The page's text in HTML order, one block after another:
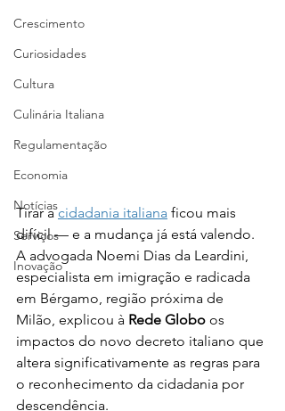
Crescimento
Curiosidades
Cultura
Culinária Italiana
Regulamentação
Economia
Notícias
Serviços
Inovação
Tirar a cidadania italiana ficou mais
difícil — e a mudança já está valendo.
A advogada Noemi Dias da Leardini,
especialista em imigração e radicada
em Bérgamo, região próxima de
Milão, explicou à Rede Globo os
impactos do novo decreto italiano que
altera significativamente as regras para
o reconhecimento da cidadania por
descendência.